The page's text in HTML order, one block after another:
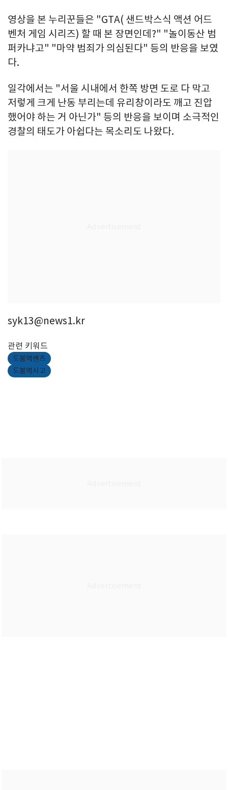
영상을 본 누리꾼들은 "GTA( 샌드박스식 액션 어드
벤처 게임 시리즈) 할 때 본 장면인데?" "놀이동산 범
퍼카냐고" "마약 범죄가 의심된다" 등의 반응을 보였
다.
일각에서는 "서울 시내에서 한쪽 방면 도로 다 막고
저렇게 크게 난동 부리는데 유리창이라도 깨고 진압
했어야 하는 거 아닌가" 등의 반응을 보이며 소극적인
경찰의 태도가 아쉽다는 목소리도 나왔다.
syk13@news1.kr
관련 키워드
도봉역벤츠
도봉역사고